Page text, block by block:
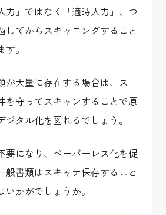
力」ではなく「適時入力」、つ
してからスキャニングすること
。
が大量に存在する場合は、ス
を守ってスキャンすることで原
タル化を図れるでしょう。
要になり、ペーパーレス化を促
般書類はスキャナ保存すること
かがでしょうか。